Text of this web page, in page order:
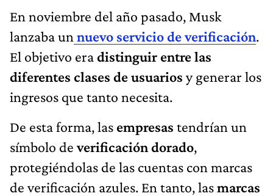
En noviembre del año pasado, Musk
lanzaba un nuevo servicio de verificación.
El objetivo eradistinguir entre las
diferentes clases de usuarios y generar los
ingresos que tanto necesita.
De esta forma, las empresas tendrían un
símbolo deverificación dorado,
protegiéndolas de las cuentas con marcas
de verificación azules. En tanto, lasmarcas